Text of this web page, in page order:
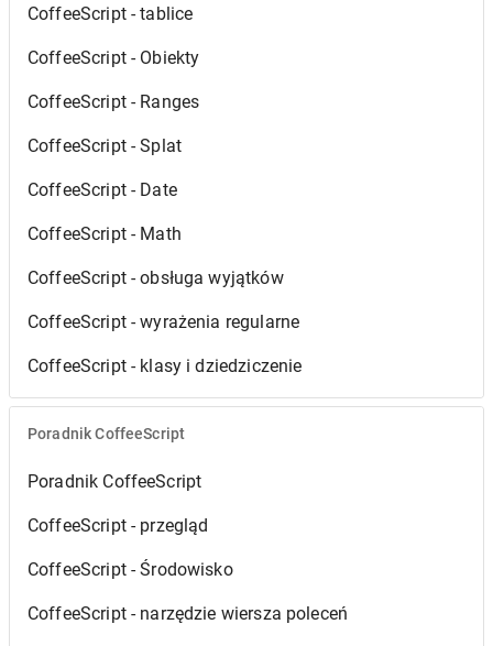
CoffeeScript - tablice
CoffeeScript - Obiekty
CoffeeScript - Ranges
CoffeeScript - Splat
CoffeeScript - Date
CoffeeScript - Math
CoffeeScript - obsługa wyjątków
CoffeeScript - wyrażenia regularne
CoffeeScript - klasy i dziedziczenie
Poradnik CoffeeScript
Poradnik CoffeeScript
CoffeeScript - przegląd
CoffeeScript - Środowisko
CoffeeScript - narzędzie wiersza poleceń